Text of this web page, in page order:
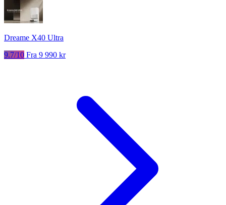
Dreame X40 Ultra
9.7/10 Fra 9 990 kr